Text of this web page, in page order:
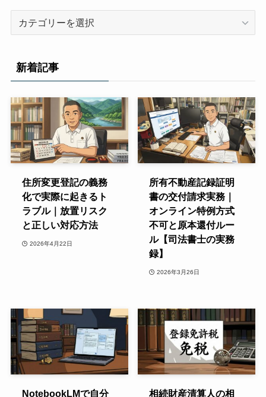
リ
ー
新着記事
住所変更登記の義務
化で実際に起きるト
ラブル｜放置リスク
と正しい対応方法
2026年4月22日
所有不動産記録証明
書の交付請求実務｜
オンライン特例方式
不可と原本還付ルー
ル【司法書士の実務
録】
2026年3月26日
NotebookLMで自分
相続財産清算人の相